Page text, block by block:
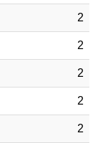
2
2
2
2
2